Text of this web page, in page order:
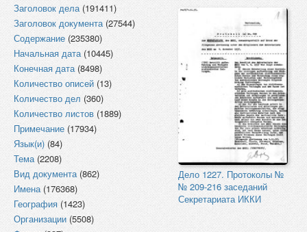
Заголовок дела(191411)
Заголовок документа(27544)
Содержание (235380)
Начальная дата(10445)
Конечная дата(8498)
Количество описей (13)
Количество дел (360)
Количество листов (1889)
Примечание (17934)
Язык(и) (84)
Тема(2208)
Вид документа(862)
Имена(176368)
География (1423)
Организации (5508)
Дело 1227. Протоколы №
№ 209-216 заседаний
Секретариата ИККИ